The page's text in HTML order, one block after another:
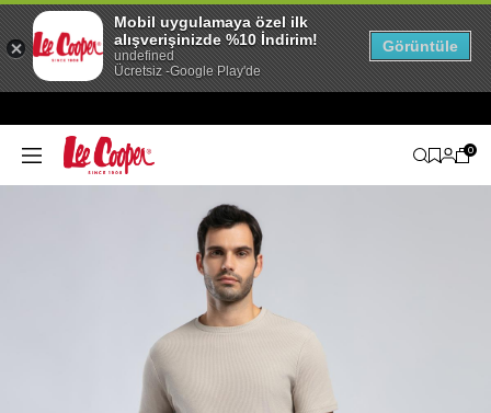
0
Mobil uygulamaya özel ilk
alışverişinizde %10 İndirim!
undefined
Ücretsiz -Google Play'de
Görüntüle